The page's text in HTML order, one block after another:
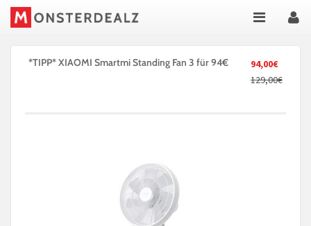
94,00€
129,00€
*TIPP* XIAOMI Smartmi Standing Fan 3 für 94€